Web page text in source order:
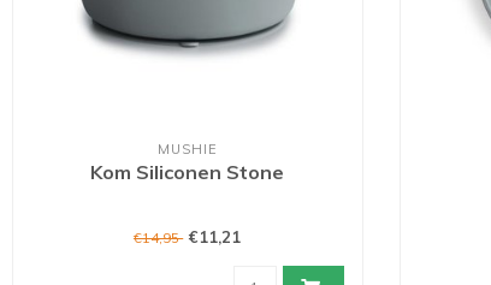
MUSHIE
Kom Siliconen Stone
€14,95 €11,21